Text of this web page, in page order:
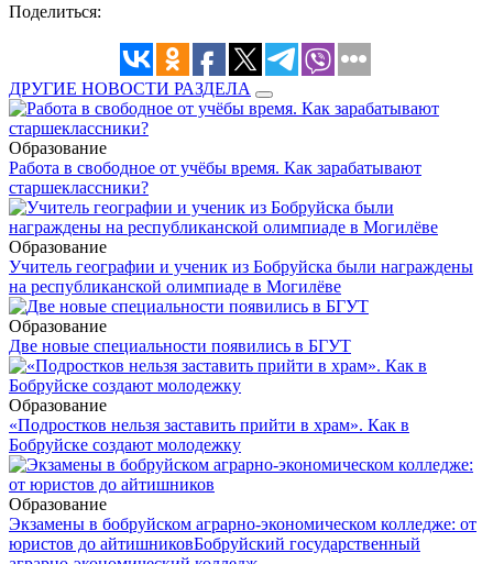
Поделиться:
ДРУГИЕ НОВОСТИ РАЗДЕЛА
Образование
Работа в свободное от учёбы время. Как зарабатывают
старшеклассники?
Образование
Учитель географии и ученик из Бобруйска были награждены
на республиканской олимпиаде в Могилёве
Образование
Две новые специальности появились в БГУТ
Образование
«Подростков нельзя заставить прийти в храм». Как в
Бобруйске создают молодежку
Образование
Экзамены в бобруйском аграрно-экономическом колледже: от
юристов до айтишниковБобруйский государственный